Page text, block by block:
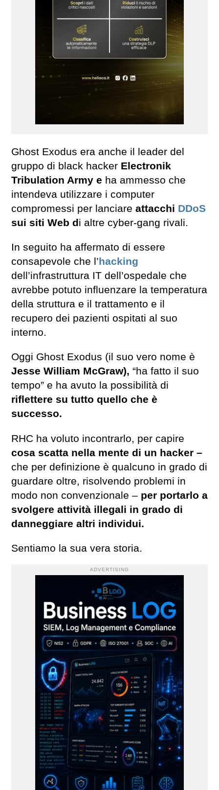
Ghost Exodus era anche il leader del
gruppo di black hacker Electronik
Tribulation Army e ha ammesso che
intendeva utilizzare i computer
compromessi per lanciare attacchi DDoS
sui siti Web di altre cyber-gang rivali.
In seguito ha affermato di essere
consapevole che l’hacking
dell’infrastruttura IT dell’ospedale che
avrebbe potuto influenzare la temperatura
della struttura e il trattamento e il
recupero dei pazienti ospitati al suo
interno.
Oggi Ghost Exodus (il suo vero nome è
Jesse William McGraw), “ha fatto il suo
tempo” e ha avuto la possibilità di
riflettere su tutto quello che è
successo.
RHC ha voluto incontrarlo, per capire
cosa scatta nella mente di un hacker –
che per definizione è qualcuno in grado di
guardare oltre, risolvendo problemi in
modo non convenzionale – per portarlo a
svolgere attività illegali in grado di
danneggiare altri individui.
Sentiamo la sua vera storia.
ADVERTISING